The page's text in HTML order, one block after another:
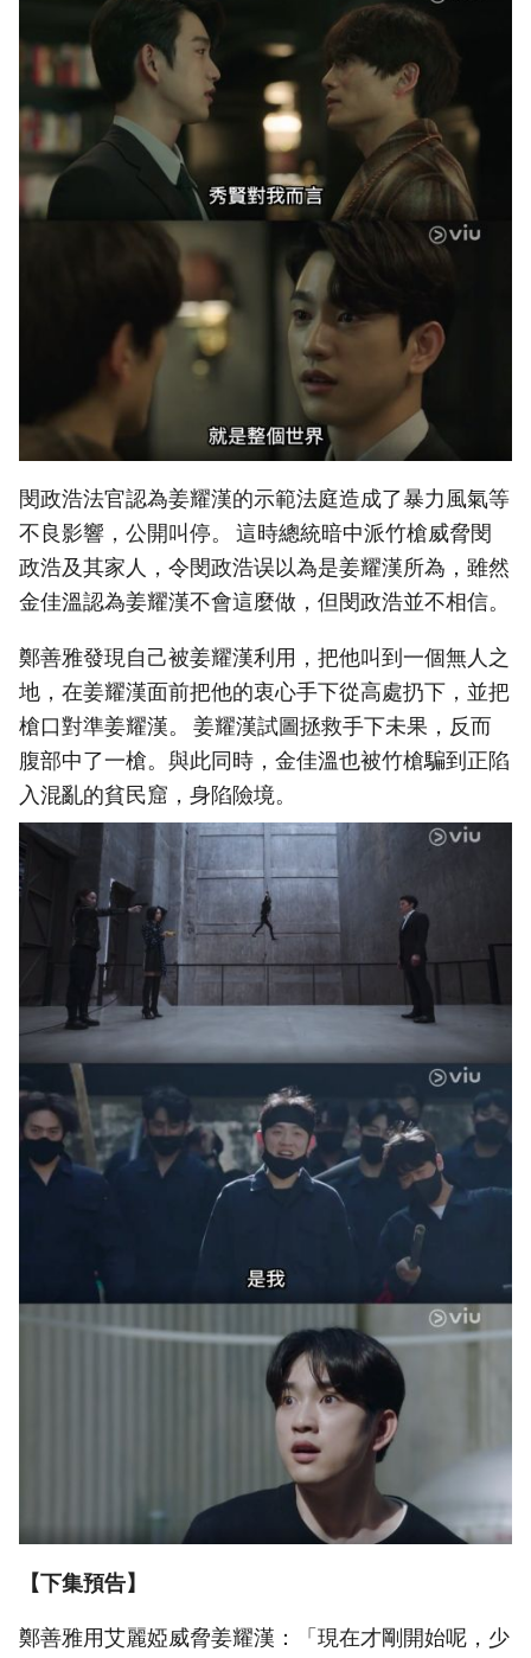
閔政浩法官認為姜耀漢的示範法庭造成了暴力風氣等
不良影響，公開叫停。 這時總統暗中派竹槍威脅閔
政浩及其家人，令閔政浩误以為是姜耀漢所為，雖然
金佳溫認為姜耀漢不會這麼做，但閔政浩並不相信。
鄭善雅發現自己被姜耀漢利用，把他叫到一個無人之
地，在姜耀漢面前把他的衷心手下從高處扔下，並把
槍口對準姜耀漢。 姜耀漢試圖拯救手下未果，反而
腹部中了一槍。與此同時，金佳溫也被竹槍騙到正陷
入混亂的貧民窟，身陷險境。
【下集預告】
鄭善雅用艾麗婭威脅姜耀漢：「現在才剛開始呢，少